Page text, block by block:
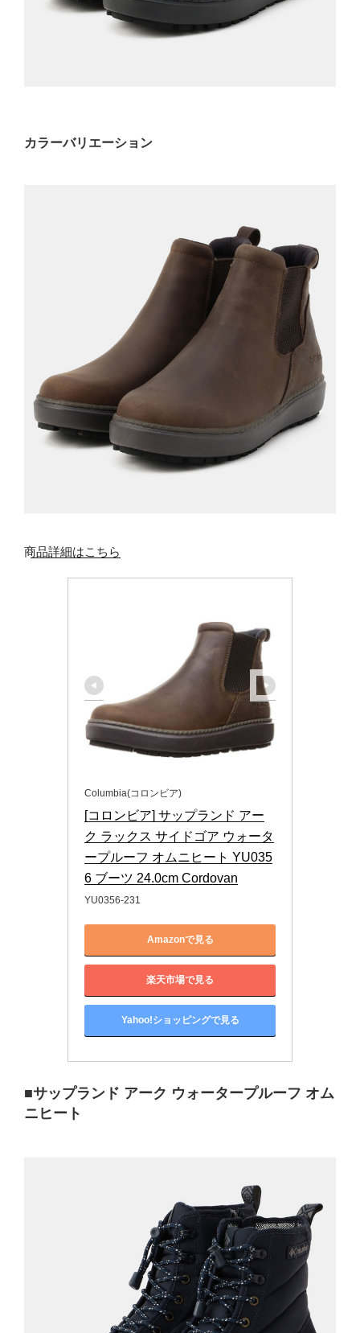
カラーバリエーション
商品詳細はこちら
Columbia(コロンビア)
[コロンビア] サップランド アー
ク ラックス サイドゴア ウォータ
ープルーフ オムニヒート YU035
6 ブーツ 24.0cm Cordovan
YU0356-231
Amazonで見る
楽天市場で見る
Yahoo!ショッピングで見る
■サップランド アーク ウォータープルーフ オム
ニヒート